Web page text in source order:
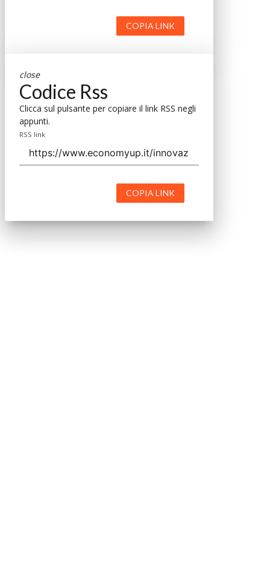
COPIA LINK
close
Codice Rss
Clicca sul pulsante per copiare il link RSS negli
appunti.
RSS link
COPIA LINK